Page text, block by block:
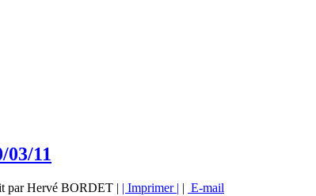
11
par Hervé BORDET | | Imprimer | | E-mail